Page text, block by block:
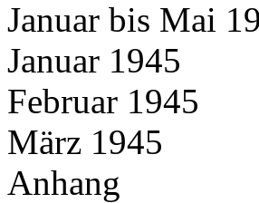
Januar bis Mai
Januar 1945
Februar 1945
März 1945
Anhang